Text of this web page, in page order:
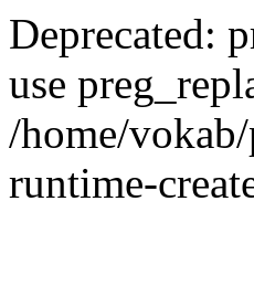
Deprecated:
use
/home/
runtime-